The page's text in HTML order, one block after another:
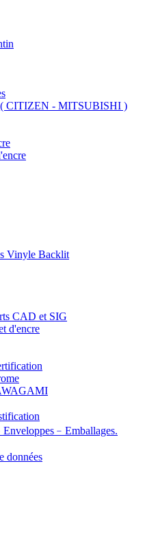
( CITIZEN - MITSUBISHI )
Vinyle Backlit
CAD et SIG
d'encre
données